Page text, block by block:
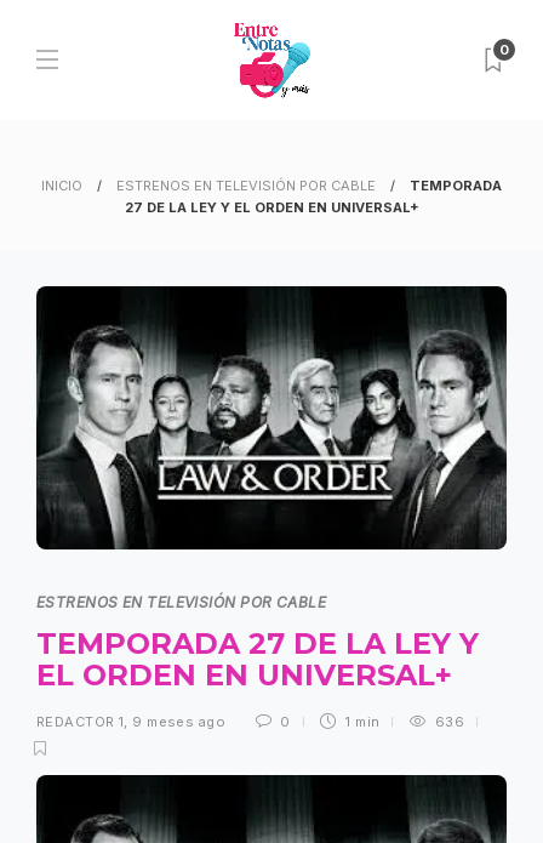
0
INICIO ESTRENOS EN TELEVISIÓN POR CABLE
TEMPORADA
27 DE LA LEY Y EL ORDEN EN UNIVERSAL+
ESTRENOS EN TELEVISIÓN POR CABLE
TEMPORADA 27 DE LA LEY Y
EL ORDEN EN UNIVERSAL+
REDACTOR 1, 9 meses ago 0 1 min 636